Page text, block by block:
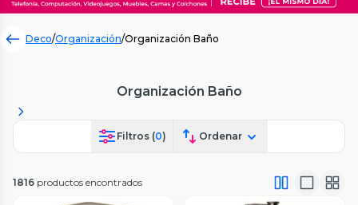
Deco/Organización/Organización Baño
Organización Baño
Filtros (0) Ordenar
1816 productos encontrados